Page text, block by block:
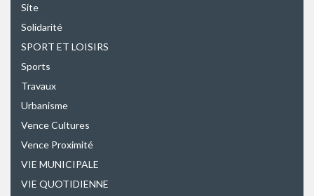
Site
Solidarité
SPORT ET LOISIRS
Sports
Travaux
Urbanisme
Vence Cultures
Vence Proximité
VIE MUNICIPALE
VIE QUOTIDIENNE